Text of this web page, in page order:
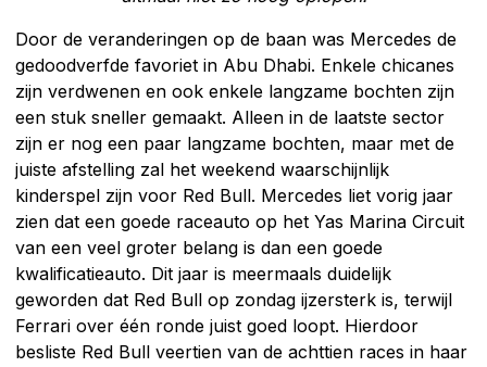
Door de veranderingen op de baan was Mercedes de
gedoodverfde favoriet in Abu Dhabi. Enkele chicanes
zijn verdwenen en ook enkele langzame bochten zijn
een stuk sneller gemaakt. Alleen in de laatste sector
zijn er nog een paar langzame bochten, maar met de
juiste afstelling zal het weekend waarschijnlijk
kinderspel zijn voor Red Bull. Mercedes liet vorig jaar
zien dat een goede raceauto op het Yas Marina Circuit
van een veel groter belang is dan een goede
kwalificatieauto. Dit jaar is meermaals duidelijk
geworden dat Red Bull op zondag ijzersterk is, terwijl
Ferrari over één ronde juist goed loopt. Hierdoor
besliste Red Bull veertien van de achttien races in haar